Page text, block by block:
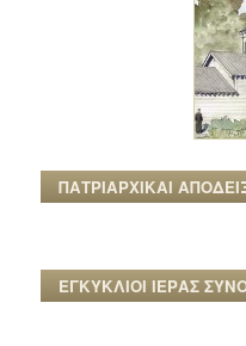
ΠΑΤΡΙΑΡΧΙΚΑΙ
ΕΓΚΥΚΛΙΟΙ ΙΕΡΑΣ